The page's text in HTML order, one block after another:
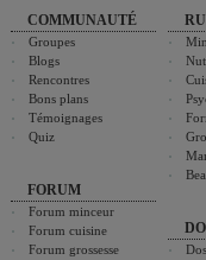
COMMUNAUTÉ
Groupes
Blogs
Rencontres
Bons plans
Témoignages
Quiz
FORUM
Forum minceur
Forum cuisine
Forum grossesse